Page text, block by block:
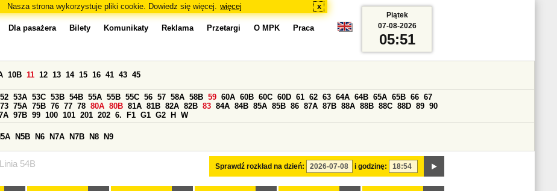
Nasza strona wykorzystuje pliki cookie. Dowiedz się więcej. więcej x
Linia 54B
Dla pasażera Bilety Komunikaty Reklama Przetargi O MPK Praca
Sprawdź rozkład na dzień: i godzinę:
10B 11 12 13 14 15 16 41 43 45
52 53A 53C 53B 54B 55A 55B 55C 56 57 58A 58B 59 60A 60B 60C 60D 61 62 63 64A 64B 65A 65B 66 67
73 75A 75B 76 77 78 80A 80B 81A 81B 82A 82B 83 84A 84B 85A 85B 86 87A 87B 88A 88B 88C 88D 89 90
97B 99 100 101 201 202 6. F1 G1 G2 H W
N5B N6 N7A N7B N8 N9
Piątek
07-08-2026
05:51